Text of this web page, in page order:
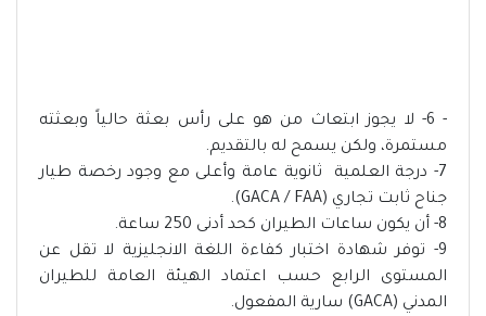
- 6- لا يجوز ابتعاث من هو على رأس بعثة حالياً وبعثته
مستمرة، ولكن يسمح له بالتقديم.
7- درجة العلمية ثانوية عامة وأعلى مع وجود رخصة طيار
جناح ثابت تجاري (GACA / FAA).
8- أن يكون ساعات الطيران كحد أدنى 250 ساعة.
9- توفر شهادة اختبار كفاءة اللغة الانجليزية لا تقل عن
المستوى الرابع حسب اعتماد الهيئة العامة للطيران
المدني (GACA) سارية المفعول.